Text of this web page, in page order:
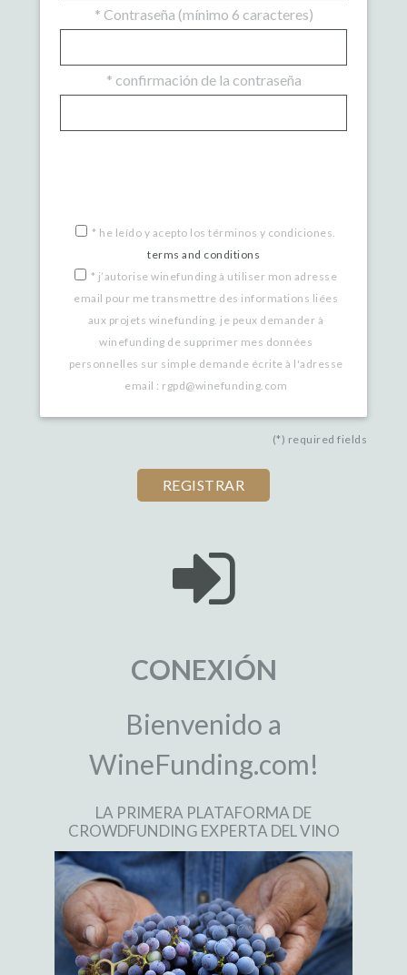
* Contraseña (mínimo 6 caracteres)
* confirmación de la contraseña
* he leído y acepto los términos y condiciones.
terms and conditions
* j’autorise winefunding à utiliser mon adresse
email pour me transmettre des informations liées
aux projets winefunding. je peux demander à
winefunding de supprimer mes données
personnelles sur simple demande écrite à l'adresse
email : rgpd@winefunding.com
(*) required fields
CONEXIÓN
Bienvenido a
WineFunding.com!
LA PRIMERA PLATAFORMA DE
CROWDFUNDING EXPERTA DEL VINO